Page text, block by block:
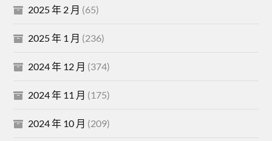
2025 年 2 月 (65)
2025 年 1 月 (236)
2024 年 12 月 (374)
2024 年 11 月 (175)
2024 年 10 月 (209)